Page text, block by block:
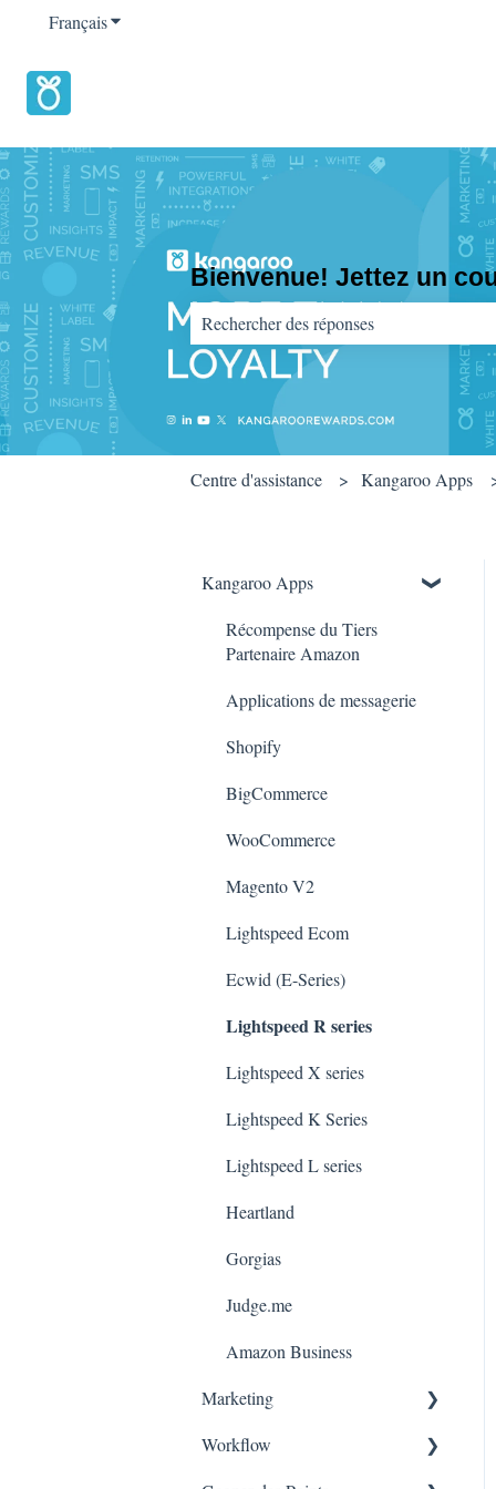
FrançaisAfficher le sous-menu pour les traductions
Bienvenue! Jettez un
Il n'y a aucune suggestion car le champ
Centre d'assistance Kangaroo Apps
Kangaroo Apps
Récompense du Tiers
Partenaire Amazon
Applications de messagerie
Shopify
BigCommerce
WooCommerce
Magento V2
Lightspeed Ecom
Ecwid (E-Series)
Lightspeed R series
Lightspeed X series
Lightspeed K Series
Lightspeed L series
Heartland
Gorgias
Judge.me
Amazon Business
Marketing
Consentement
Workflow